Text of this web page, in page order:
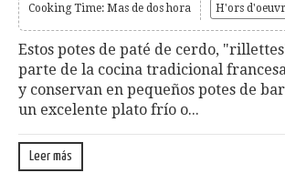
Cooking Time: Mas de dos hora H'ors
Estos potes de paté de cerdo,
parte de la cocina tradicional
y conservan en pequeños potes de
un excelente plato frío o...
Leer más